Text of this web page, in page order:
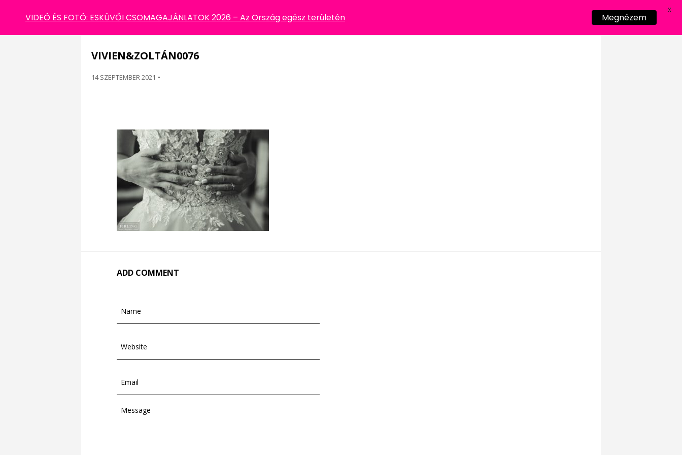
VIVIEN&ZOLTÁN0076
14 SZEPTEMBER 2021 -
ADD COMMENT
VIDEÓ ÉS FOTÓ: ESKÜVŐI CSOMAGAJÁNLATOK 2026 – Az Ország egész területén Megnézem
X